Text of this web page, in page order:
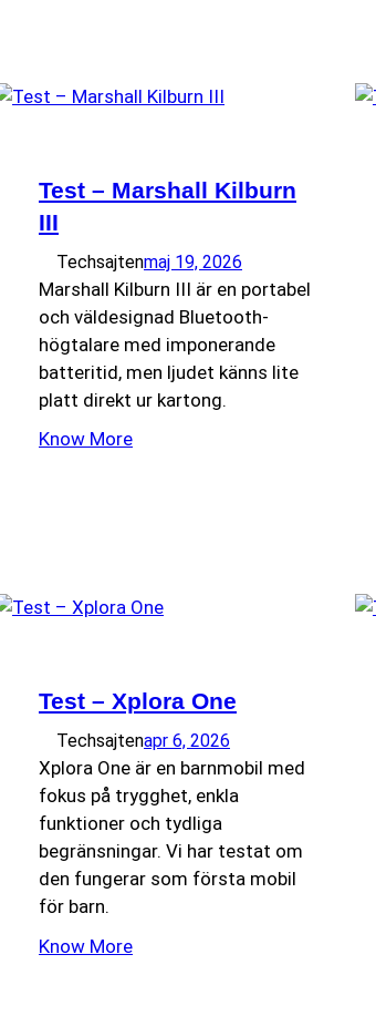
Test – Marshall Kilburn
III
Techsajtenmaj 19, 2026
Marshall Kilburn III är en portabel
och väldesignad Bluetooth-
högtalare med imponerande
batteritid, men ljudet känns lite
platt direkt ur kartong.
Know More
Test – Xplora One
Techsajtenapr 6, 2026
Xplora One är en barnmobil med
fokus på trygghet, enkla
funktioner och tydliga
begränsningar. Vi har testat om
den fungerar som första mobil
för barn.
Know More